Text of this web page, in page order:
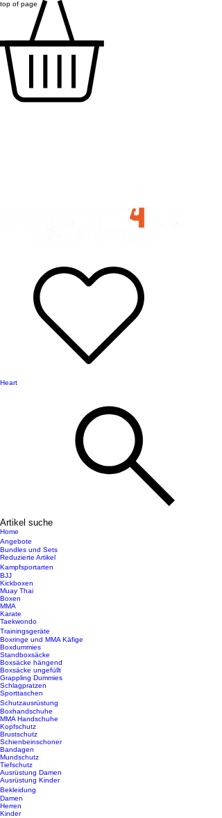
top of page
Heart
Artikel suche
Home
Angebote
Bundles und Sets
Reduzierte Artikel
Kampfsportarten
BJJ
Kickboxen
Muay Thai
Boxen
MMA
Karate
Taekwondo
Trainingsgeräte
Boxringe und MMA Käfige
Boxdummies
Standboxsäcke
Boxsäcke hängend
Boxsäcke ungefüllt
Grappling Dummies
Schlagpratzen
Sporttaschen
Schutzausrüstung
Boxhandschuhe
MMA Handschuhe
Kopfschutz
Brustschutz
Schienbeinschoner
Bandagen
Mundschutz
Tiefschutz
Ausrüstung Damen
Ausrüstung Kinder
Bekleidung
Damen
Herren
Kinder